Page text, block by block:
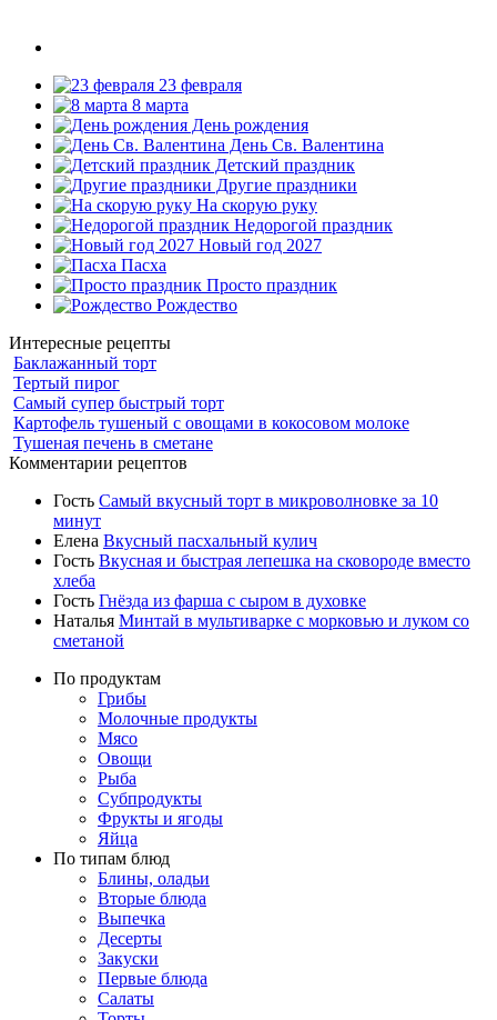
23 февраля
8 марта
День рождения
День Св. Валентина
Детский праздник
Другие праздники
На скорую руку
Недорогой праздник
Новый год 2027
Пасха
Просто праздник
Рождество
Интересные рецепты
Баклажанный торт
Тертый пирог
Самый супер быстрый торт
Картофель тушеный с овощами в кокосовом молоке
Тушеная печень в сметане
Комментарии рецептов
Гость Самый вкусный торт в микроволновке за 10
минут
Елена Вкусный пасхальный кулич
Гость Вкусная и быстрая лепешка на сковороде вместо
хлеба
Гость Гнёзда из фарша с сыром в духовке
Наталья Минтай в мультиварке с морковью и луком со
сметаной
По продуктам
Грибы
Молочные продукты
Мясо
Овощи
Рыба
Субпродукты
Фрукты и ягоды
Яйца
По типам блюд
Блины, оладьи
Вторые блюда
Выпечка
Десерты
Закуски
Первые блюда
Салаты